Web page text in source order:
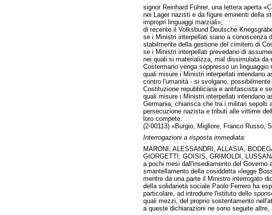
signor Reinhard Führer, una lettera aperta
nei Lager nazisti e da figure eminenti della
impropri linguaggi marziali»;
di recente il Volksbund Deutsche
se i Ministri interpellati siano a conoscenza
stabilmente della gestione del cimitero di
se i Ministri interpellati prevedano di
nei quali si materializza, mal dissimulata da
Costermano venga soppresso un
quali misure i Ministri interpellati intendano
contro l'umanità - si svolgano,
Costituzione repubblicana e antifascista e
quali misure i Ministri interpellati intendano
Germania, chiarisca che tra i militari sepolti
persecuzione nazista e tributi alle vittime
loro compete.
(2-00113) «Burgio, Migliore, Franco Russo,
Interrogazioni a risposta immediata:
MARONI, ALESSANDRI, ALLASIA,
GIORGETTI, GOISIS, GRIMOLDI,
a pochi mesi dall'insediamento del Governo
smantellamento della cosiddetta «legge
mentre da una parte il Ministro interrogato
della solidarietà sociale Paolo Ferrero ha
particolare, ad introdurre l'istituto dello
quali mezzi, del proprio sostentamento
a queste dichiarazioni ne sono seguite